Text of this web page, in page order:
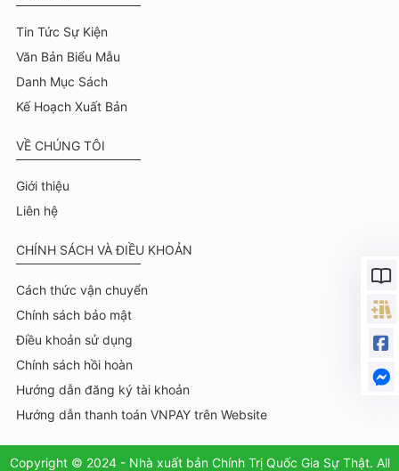
Tin Tức Sự Kiện
Văn Bản Biểu Mẫu
Danh Mục Sách
Kế Hoạch Xuất Bản
VỀ CHÚNG TÔI
Giới thiệu
Liên hệ
CHÍNH SÁCH VÀ ĐIỀU KHOẢN
Cách thức vận chuyển
Chính sách bảo mật
Điều khoản sử dụng
Chính sách hồi hoàn
Hướng dẫn đăng ký tài khoản
Hướng dẫn thanh toán VNPAY trên Website
Copyright © 2024 - Nhà xuất bản Chính Trị Quốc Gia Sự Thật. All